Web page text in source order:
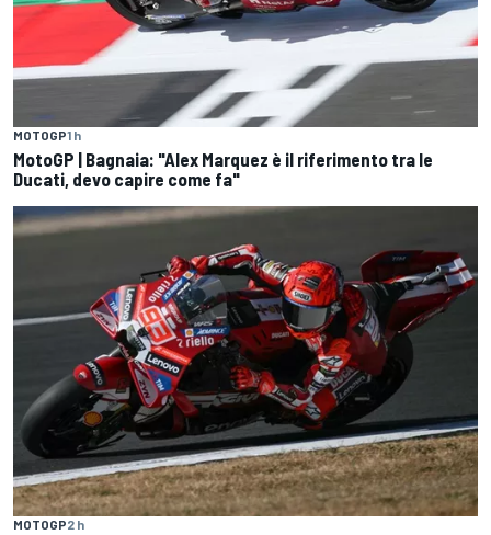
MOTOGP1 h
MotoGP | Bagnaia: "Alex Marquez è il riferimento tra le
Ducati, devo capire come fa"
MOTOGP2 h